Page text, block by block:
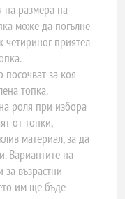
на размера на
може да погълне
четириног приятел
за коя
топка.
роля при избора
от топки,
материал, за да
Вариантите на
възрастни
им ще бъде